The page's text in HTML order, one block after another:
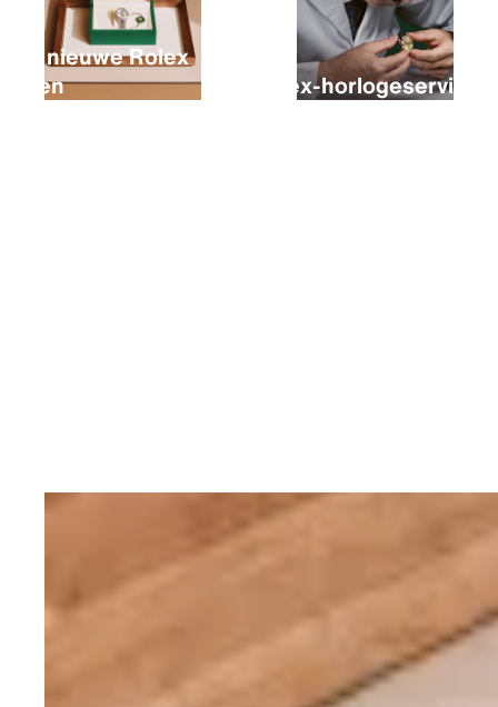
Een nieuwe Rolex
kopen
Rolex-horlogeservice